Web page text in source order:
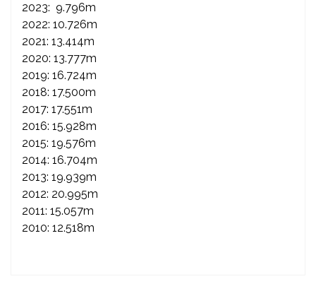
2023: 9.796m
2022: 10.726m
2021: 13.414m
2020: 13.777m
2019: 16.724m
2018: 17.500m
2017: 17.551m
2016: 15.928m
2015: 19.576m
2014: 16.704m
2013: 19.939m
2012: 20.995m
2011: 15.057m
2010: 12.518m